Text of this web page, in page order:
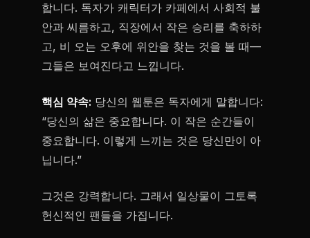
합니다. 독자가 캐릭터가 카페에서 사회적 불
안과 씨름하고, 직장에서 작은 승리를 축하하
고, 비 오는 오후에 위안을 찾는 것을 볼 때—
그들은 보여진다고 느낍니다.
핵심 약속: 당신의 웹툰은 독자에게 말합니다:
“당신의 삶은 중요합니다. 이 작은 순간들이
중요합니다. 이렇게 느끼는 것은 당신만이 아
닙니다.”
그것은 강력합니다. 그래서 일상물이 그토록
헌신적인 팬들을 가집니다.